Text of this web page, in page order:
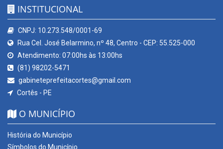
INSTITUCIONAL
CNPJ: 10.273.548/0001-69
Rua Cel. José Belarmino, nº 48, Centro - CEP: 55.525-000
Atendimento: 07:00hs às 13:00hs
(81) 98202-5471
gabineteprefeitacortes@gmail.com
Cortês - PE
O MUNICÍPIO
História do Município
Símbolos do Município